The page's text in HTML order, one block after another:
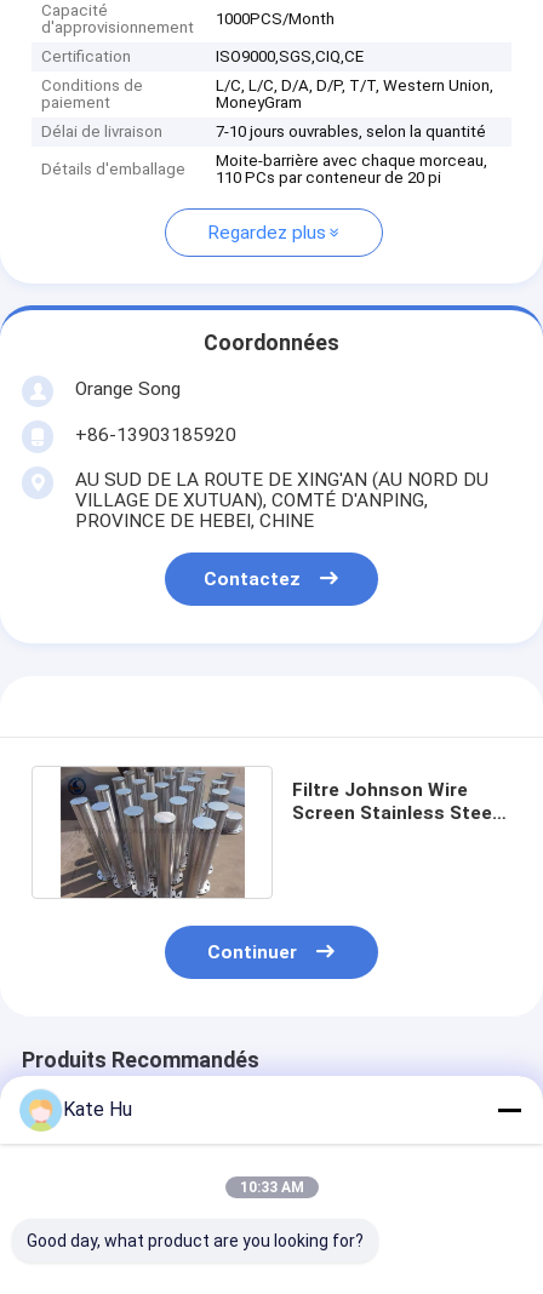
Capacité
d'approvisionnement
1000PCS/Month
Certification
ISO9000,SGS,CIQ,CE
Conditions de
paiement
L/C, L/C, D/A, D/P, T/T, Western Union,
MoneyGram
Délai de livraison
7-10 jours ouvrables, selon la quantité
Détails d'emballage
Moite-barrière avec chaque morceau,
110 PCs par conteneur de 20 pi
Regardez plus
Coordonnées
Orange Song
+86-13903185920
AU SUD DE LA ROUTE DE XING'AN (AU NORD DU
VILLAGE DE XUTUAN), COMTÉ D'ANPING,
PROVINCE DE HEBEI, CHINE
Contactez
Filtre Johnson Wire
Screen Stainless Steel
Continuer
Produits Recommandés
Kate Hu
10:33 AM
Good day, what product are you looking for?